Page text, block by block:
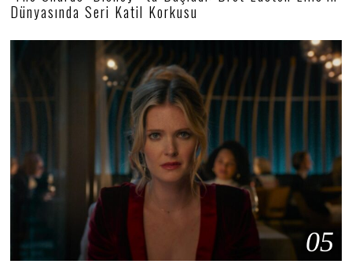
Dünyasında Seri Katil Korkusu
05